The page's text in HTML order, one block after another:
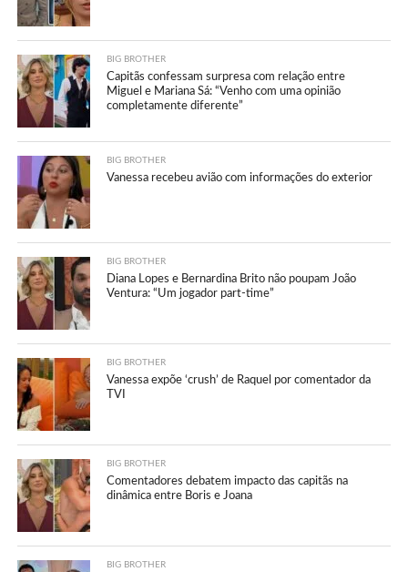
BIG BROTHER
Capitãs confessam surpresa com relação entre
Miguel e Mariana Sá: “Venho com uma opinião
completamente diferente”
BIG BROTHER
Vanessa recebeu avião com informações do exterior
BIG BROTHER
Diana Lopes e Bernardina Brito não poupam João
Ventura: “Um jogador part-time”
BIG BROTHER
Vanessa expõe ‘crush’ de Raquel por comentador da
TVI
BIG BROTHER
Comentadores debatem impacto das capitãs na
dinâmica entre Boris e Joana
BIG BROTHER